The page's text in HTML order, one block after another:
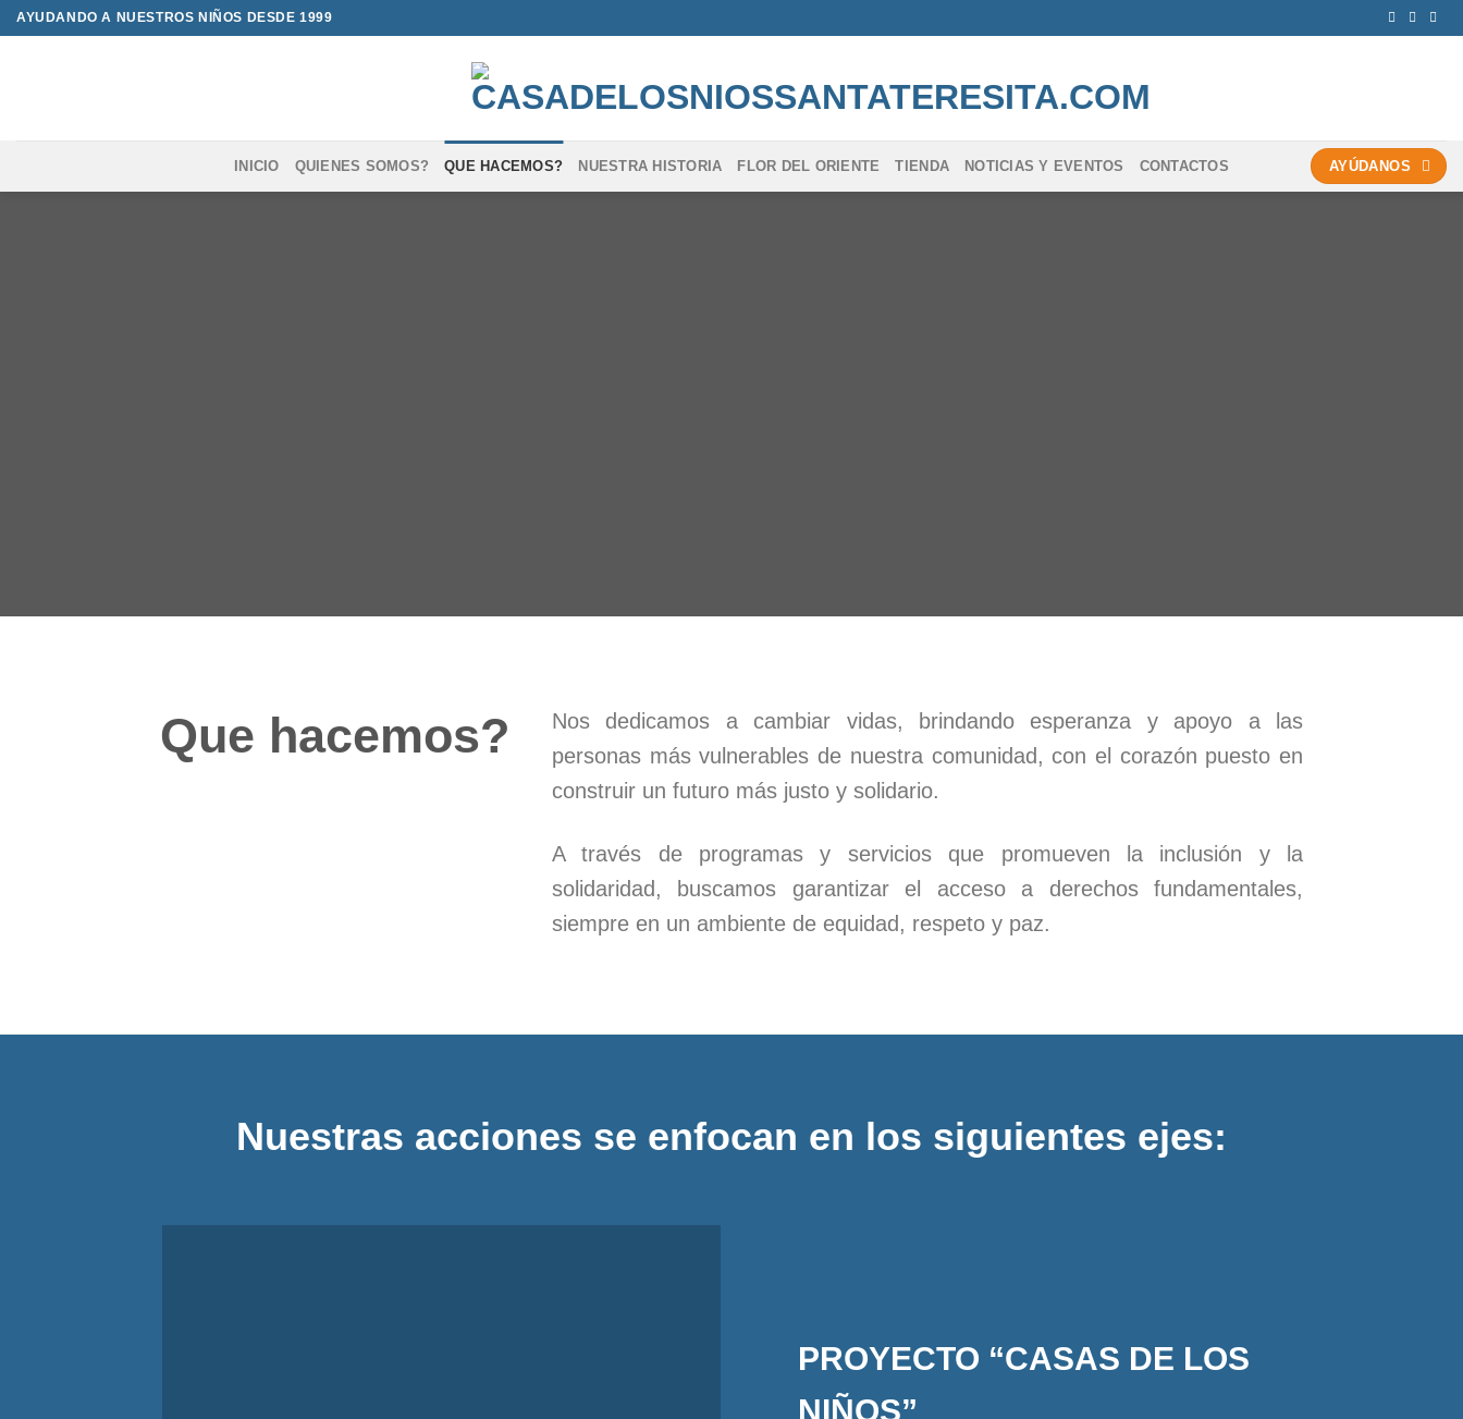
Saltar
al
AYUDANDO A NUESTROS NIÑOS DESDE 1999
INICIO QUIENES SOMOS? QUE HACEMOS? NUESTRA HISTORIA FLOR DEL ORIENTE TIENDA NOTICIAS Y EVENTOS CONTACTOS AYÚDANOS
Que hacemos?
Nos dedicamos a cambiar vidas, brindando esperanza y apoyo a las
personas más vulnerables de nuestra comunidad, con el corazón puesto en
construir un futuro más justo y solidario.
A través de programas y servicios que promueven la inclusión y la
solidaridad, buscamos garantizar el acceso a derechos fundamentales,
siempre en un ambiente de equidad, respeto y paz.
Nuestras acciones se enfocan en los siguientes ejes:
PROYECTO “CASAS DE LOS
NIÑOS”